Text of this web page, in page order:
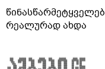
რეალურად ახდა